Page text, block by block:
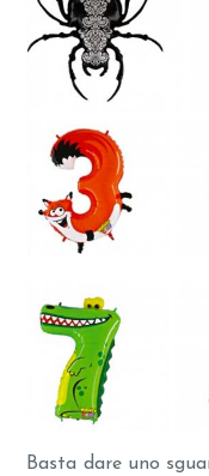
Basta dare uno